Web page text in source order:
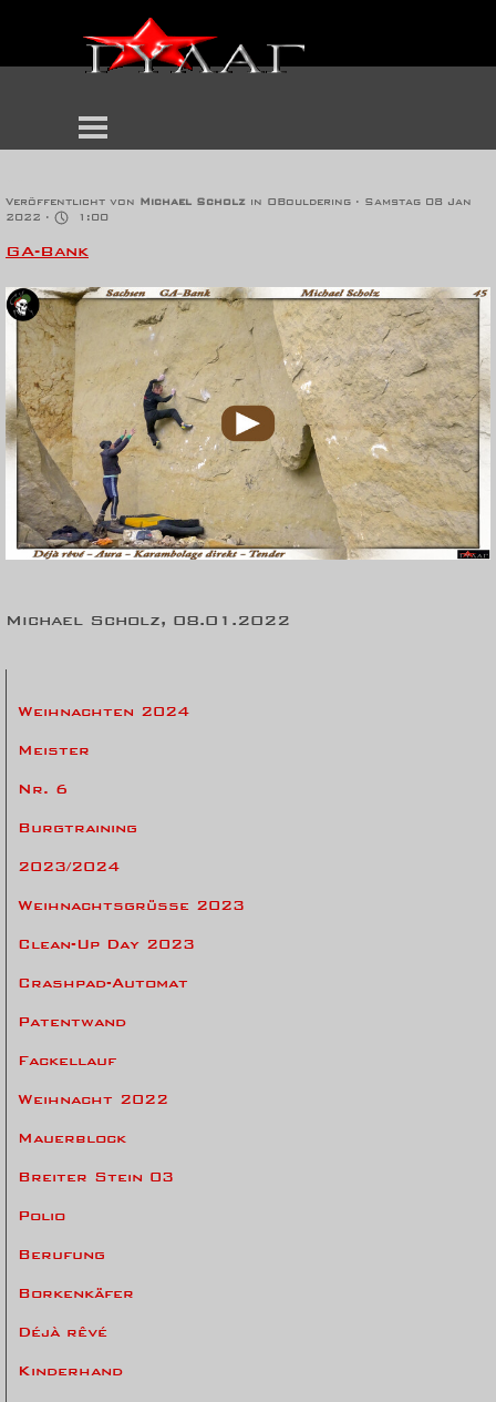
Veröffentlicht von Michael Scholz in OBouldering · Samstag 08 Jan
2022 ·
1:00
GA-Bank
Michael Scholz, 08.01.2022
Weihnachten 2024
Meister
Nr. 6
Burgtraining
2023/2024
Weihnachtsgrüsse 2023
Clean-Up Day 2023
Crashpad-Automat
Patentwand
Fackellauf
Weihnacht 2022
Mauerblock
Breiter Stein 03
Polio
Berufung
Borkenkäfer
Déjà rêvé
Kinderhand